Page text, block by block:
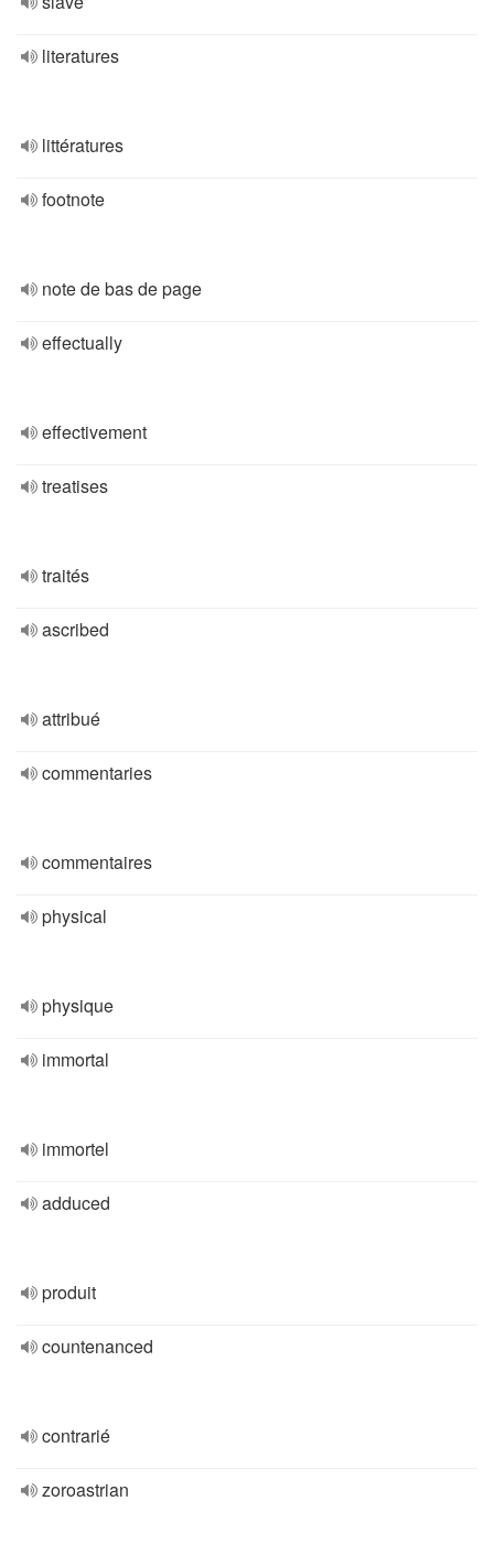
literatures
littératures
footnote
note de bas de page
effectually
effectivement
treatises
traités
ascribed
attribué
commentaries
commentaires
physical
physique
immortal
immortel
adduced
produit
countenanced
contrarié
zoroastrian